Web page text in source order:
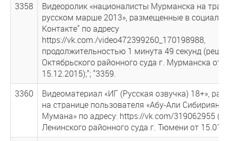
3358
Видеоролик «националисты Мурманска на
русском марше 2013», размещенные в
Контакте" по адресу
https://vk.com./video472399260_170198988,
продолжительностью 1 минута 49 секунд
Октябрьского районного суда г. Мурманска от
15.12.2015);"; "3359.
3360
Видеоматериал «ИГ (Русская озвучка) 18+»,
на странице пользователя «Абу-Али Сибириян-
Мумана» по адресу: https://vk.com/319062955
Ленинского районного суда г. Тюмени от